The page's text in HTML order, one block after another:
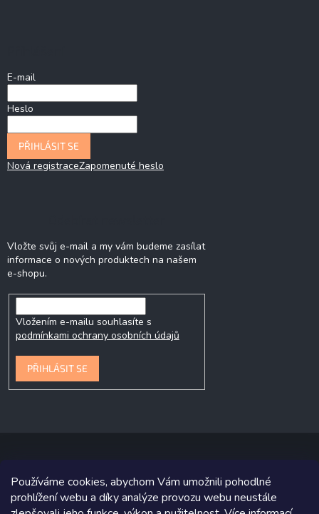
Používáme cookies, abychom Vám umožnili pohodlné
prohlížení webu a díky analýze provozu webu neustále
E-mail
Heslo
PŘIHLÁSIT SE
Nová registraceZapomenuté heslo
Vložte svůj e-mail a my vám budeme zasílat
informace o nových produktech na našem
e-shopu.
Vložením e-mailu souhlasíte s
podmínkami ochrany osobních údajů
PŘIHLÁSIT SE
Copyright 2026P&P Krmiva. Všechna práva vyhrazena.